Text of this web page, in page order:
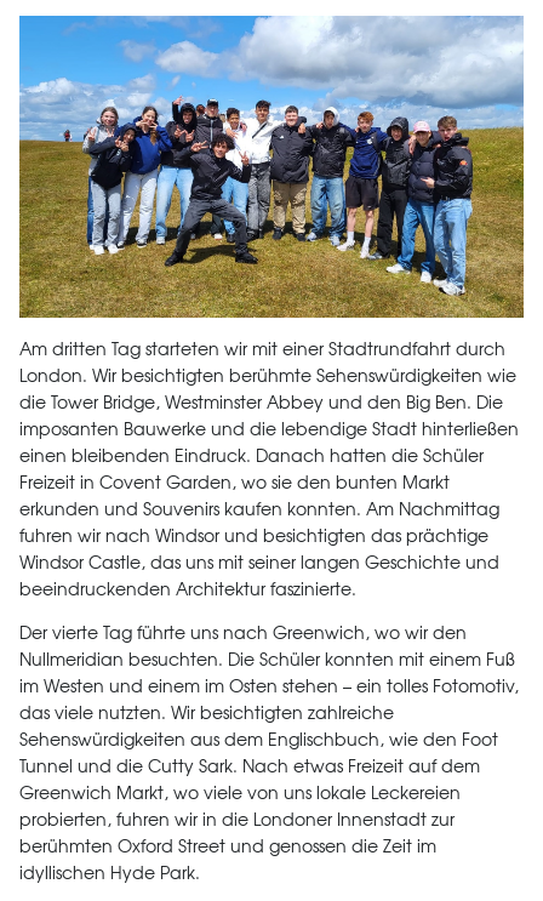
Am dritten Tag starteten wir mit einer Stadtrundfahrt durch
London. Wir besichtigten berühmte Sehenswürdigkeiten wie
die Tower Bridge, Westminster Abbey und den Big Ben. Die
imposanten Bauwerke und die lebendige Stadt hinterließen
einen bleibenden Eindruck. Danach hatten die Schüler
Freizeit in Covent Garden, wo sie den bunten Markt
erkunden und Souvenirs kaufen konnten. Am Nachmittag
fuhren wir nach Windsor und besichtigten das prächtige
Windsor Castle, das uns mit seiner langen Geschichte und
beeindruckenden Architektur faszinierte.
Der vierte Tag führte uns nach Greenwich, wo wir den
Nullmeridian besuchten. Die Schüler konnten mit einem Fuß
im Westen und einem im Osten stehen – ein tolles Fotomotiv,
das viele nutzten. Wir besichtigten zahlreiche
Sehenswürdigkeiten aus dem Englischbuch, wie den Foot
Tunnel und die Cutty Sark. Nach etwas Freizeit auf dem
Greenwich Markt, wo viele von uns lokale Leckereien
probierten, fuhren wir in die Londoner Innenstadt zur
berühmten Oxford Street und genossen die Zeit im
idyllischen Hyde Park.